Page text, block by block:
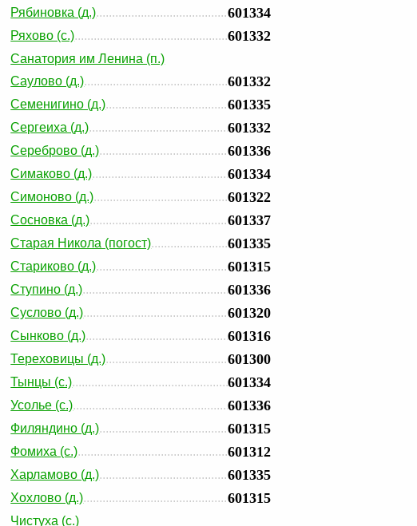
Рябиновка (д.) 601334
Ряхово (с.) 601332
Санатория им Ленина (п.)
Саулово (д.)
601332
Семенигино (д.) 601335
Сергеиха (д.) 601332
Сереброво (д.) 601336
Симаково (д.) 601334
Симоново (д.) 601322
Сосновка (д.) 601337
Старая Никола (погост) 601335
Стариково (д.) 601315
Ступино (д.) 601336
Суслово (д.) 601320
Сынково (д.) 601316
Тереховицы (д.) 601300
Тынцы (с.) 601334
Усолье (с.) 601336
Филяндино (д.) 601315
Фомиха (с.) 601312
Харламово (д.) 601335
Хохлово (д.) 601315
Чистуха (с.)